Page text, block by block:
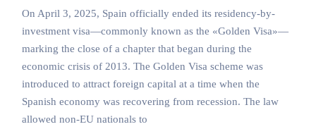
On April 3, 2025, Spain officially ended its residency-by-
investment visa—commonly known as the «Golden Visa»—
marking the close of a chapter that began during the
economic crisis of 2013. The Golden Visa scheme was
introduced to attract foreign capital at a time when the
Spanish economy was recovering from recession. The law
allowed non-EU nationals to